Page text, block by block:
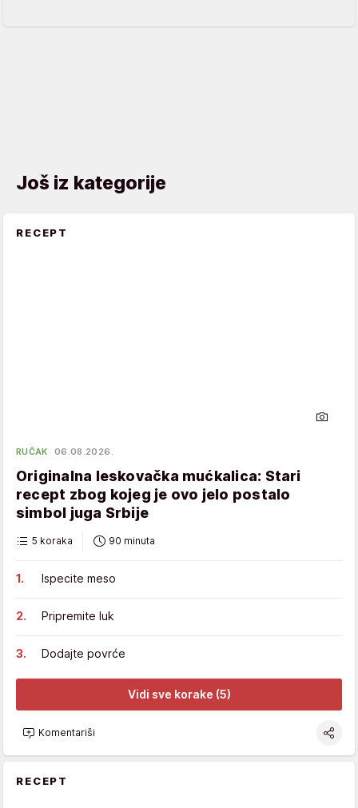
Još iz kategorije
RECEPT
RUČAK 06.08.2026.
Originalna leskovačka mućkalica: Stari
recept zbog kojeg je ovo jelo postalo
simbol juga Srbije
5 koraka 90 minuta
Ispecite meso
Pripremite luk
Dodajte povrće
Vidi sve korake (5)
Komentariši
RECEPT